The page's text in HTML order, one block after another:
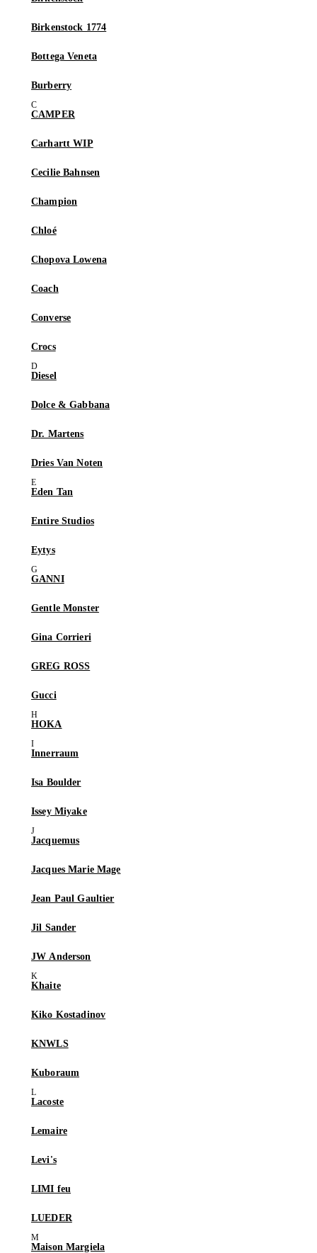
Birkenstock 1774
Bottega Veneta
Burberry
CAMPER
Carhartt WIP
Cecilie Bahnsen
Champion
Chloé
Chopova Lowena
Coach
Converse
Crocs
Diesel
Dolce & Gabbana
Dr. Martens
Dries Van Noten
Eden Tan
Entire Studios
Eytys
GANNI
Gentle Monster
Gina Corrieri
GREG ROSS
Gucci
HOKA
Innerraum
Isa Boulder
Issey Miyake
Jacquemus
Jacques Marie Mage
Jean Paul Gaultier
Jil Sander
JW Anderson
Khaite
Kiko Kostadinov
KNWLS
Kuboraum
Lacoste
Lemaire
Levi's
LIMI feu
LUEDER
Maison Margiela